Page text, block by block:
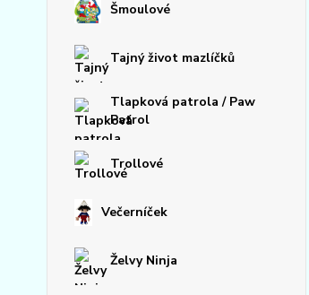
Šmoulové
Tajný život mazlíčků
Tlapková patrola / Paw
Patrol
Trollové
Večerníček
Želvy Ninja